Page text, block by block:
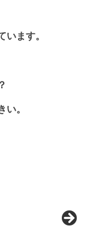
います。
。